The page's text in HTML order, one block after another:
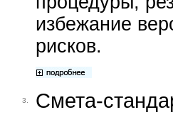
избежание
рисков.
3. Смета-